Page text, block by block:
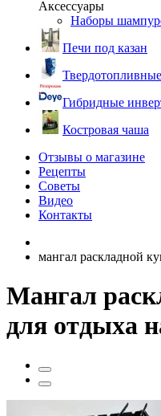
Аксессуары
Наборы
Печи под казан
Гибридные
Костровая чаша
Отзывы о магазине
Рецепты
Советы
Видео
Контакты
мангал раскладной
Мангал
для отдыха